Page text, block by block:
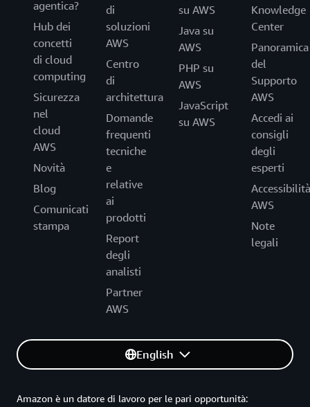
agentica?
Hub dei
concetti
di cloud
computing
Sicurezza
nel
cloud
AWS
Novità
Blog
Comunicati
stampa
di
soluzioni
AWS
Centro
di
architettura
Domande
frequenti
tecniche
e
relative
ai
prodotti
Report
degli
analisti
Partner
AWS
su AWS
Java su
AWS
PHP su
AWS
JavaScript
su AWS
Knowledge
Center
Panoramica
del
Supporto
AWS
Accedi ai
consigli
degli
esperti
Accessibilità
AWS
Note
legali
English
Amazon è un datore di lavoro per le pari opportunità: